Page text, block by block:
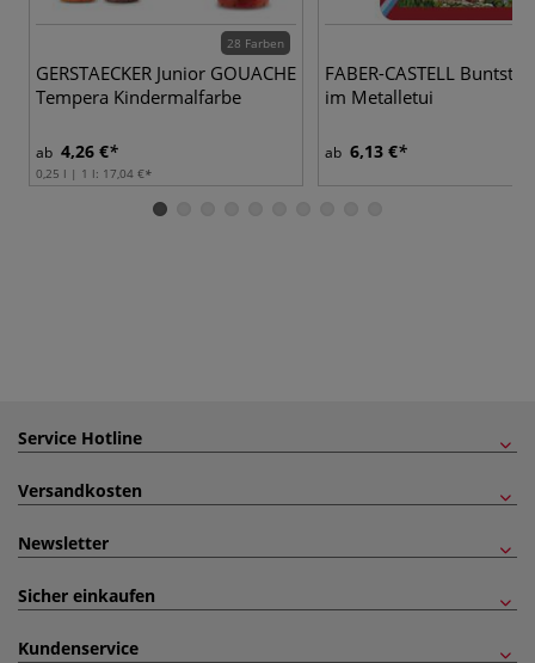
28 Farben
GERSTAECKER Junior GOUACHE
Tempera Kindermalfarbe
ab 4,26 €
0,25 l | 1 l: 17,04 €
FABER-CASTELL
im Metalletui
ab 6,13 €
Service Hotline
Versandkosten
Newsletter
Sicher einkaufen
Kundenservice